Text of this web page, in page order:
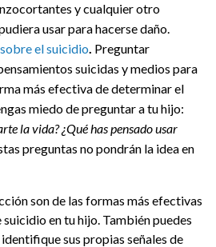
y cualquier otro
usar para hacerse daño.
el suicidio. Preguntar
suicidas y medios para
más efectiva de determinar el
miedo de preguntar a tu hijo:
la vida? ¿Qué has pensado usar
preguntas no pondrán la idea en
son de las formas más efectivas
en tu hijo. También puedes
sus propias señales de